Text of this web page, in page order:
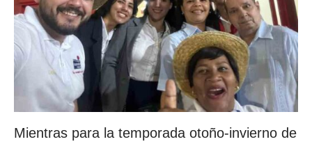
Mientras para la temporada otoño-invierno de